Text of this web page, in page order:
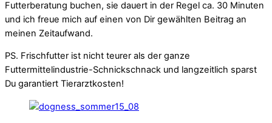
Futterberatung buchen, sie dauert in der Regel ca. 30 Minuten
und ich freue mich auf einen von Dir gewählten Beitrag an
meinen Zeitaufwand.
PS. Frischfutter ist nicht teurer als der ganze
Futtermittelindustrie-Schnickschnack und langzeitlich sparst
Du garantiert Tierarztkosten!